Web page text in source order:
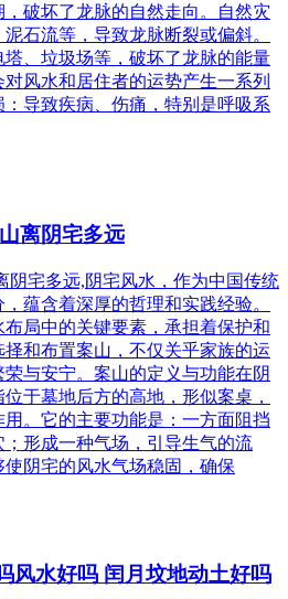
破坏了龙脉的自然走向。自然灾
石流等，导致龙脉断裂或偏斜。
、垃圾场等，破坏了龙脉的能量
风水和居住者的运势产生一系列
导致疾病、伤痛，特别是呼吸系
离阴宅多远
阴宅多远,阴宅风水，作为中国传统
蕴含着深厚的哲理和实践经验。
局中的关键要素，承担着保护和
和布置案山，不仅关乎家族的运
与安宁。案山的定义与功能在阴
于墓地后方的高地，形似案桌，
。它的主要功能是：一方面阻挡
；形成一种气场，引导生气的流
阴宅的风水气场稳固，确保
风水好吗 闰月坟地动土好吗